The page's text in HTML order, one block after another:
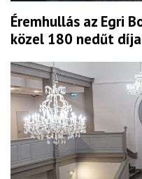
Éremhullás az Egri
közel 180 nedűt